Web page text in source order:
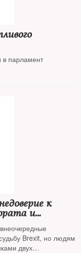
в парламент
к
и
Brexit, но людям
двух